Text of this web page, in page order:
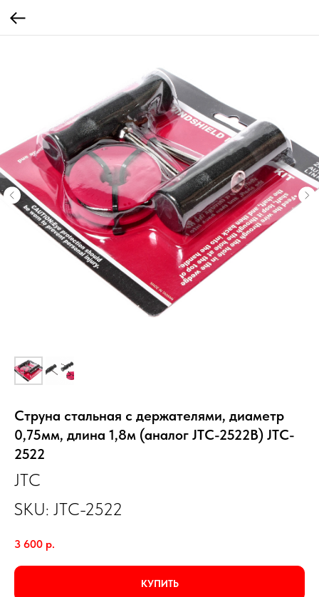
Струна стальная с держателями, диаметр
0,75мм, длина 1,8м (аналог JTC-2522B) JTC-
2522
JTC
SKU: JTC-2522
3 600 р.
КУПИТЬ